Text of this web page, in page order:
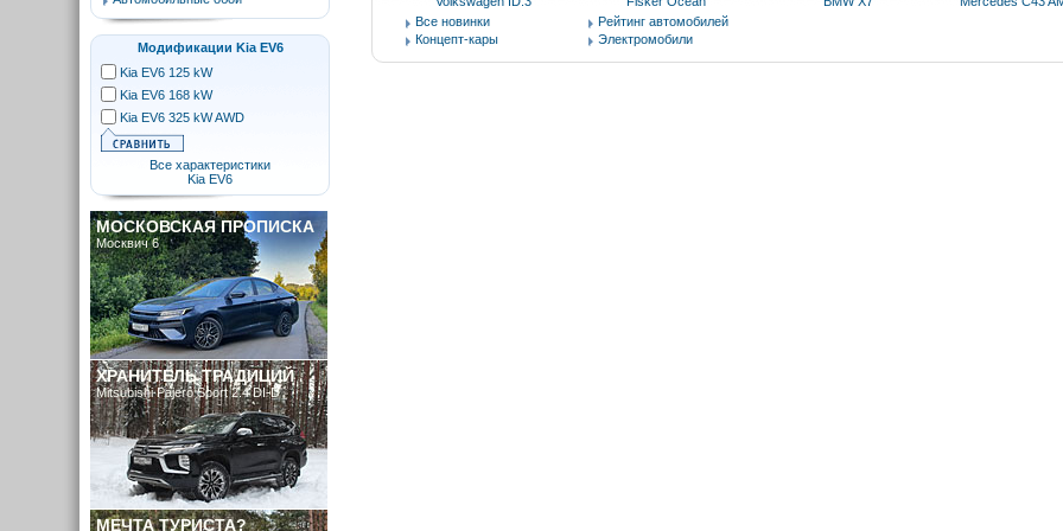
Все новинки
Концепт-кары
Рейтинг автомобилей
Электромобили
Модификации Kia EV6
Kia EV6 125 kW
Kia EV6 168 kW
Kia EV6 325 kW AWD
Все характеристики
Kia EV6
МОСКОВСКАЯ ПРОПИСКА
Москвич 6
ХРАНИТЕЛЬ ТРАДИЦИЙ
Mitsubishi Pajero Sport 2.4 DI-D
МЕЧТА ТУРИСТА?